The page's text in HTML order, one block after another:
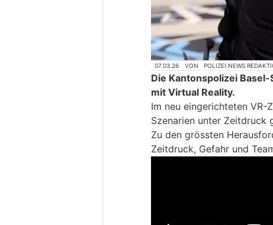
07.03.26 VON POLIZEI.NEWS
Die Kantonspolizei
mit Virtual Reality.
Im neu eingerichteten VR-
Szenarien unter Zeitdruck
Zu den grössten
Zeitdruck, Gefahr und